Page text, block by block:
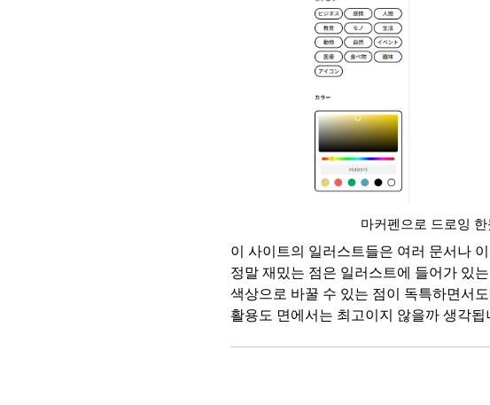
마커펜으로 드로잉
이 사이트의 일러스트들은 여러 문서나
정말 재밌는 점은 일러스트에 들어가 있
색상으로 바꿀 수 있는 점이 독특하면서
활용도 면에서는 최고이지 않을까 생각됩